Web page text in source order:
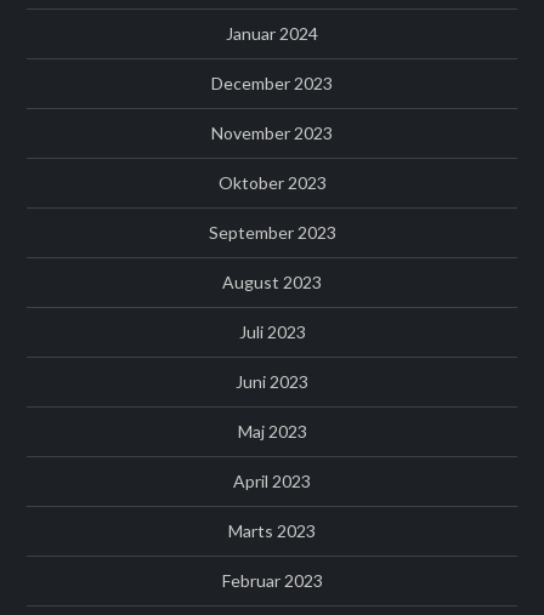
Januar 2024
December 2023
November 2023
Oktober 2023
September 2023
August 2023
Juli 2023
Juni 2023
Maj 2023
April 2023
Marts 2023
Februar 2023